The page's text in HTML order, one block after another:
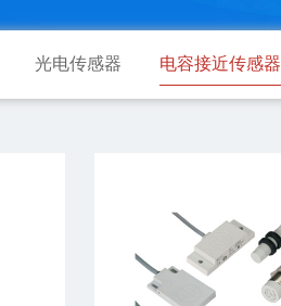
光电传感器 电容接近传感器